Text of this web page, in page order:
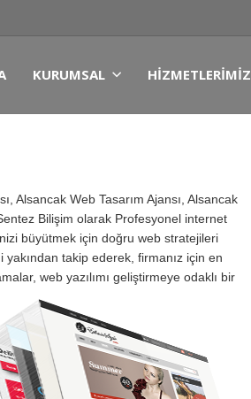
KURUMSAL HIZMETLERIMIZ
Alsancak Web Tasarım Ajansı, Alsancak
Bilişim olarak Profesyonel internet
büyütmek için doğru web stratejileri
takip ederek, firmanız için en
web yazılımı geliştirmeye odaklı bir